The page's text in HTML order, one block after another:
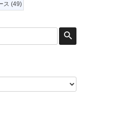
ス (49)